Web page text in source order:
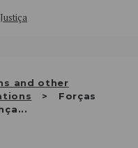
and other
Forças